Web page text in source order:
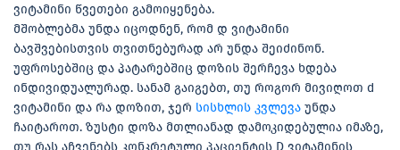
ვიტამინი წვეთები გამოიყენება.
მშობლებმა უნდა იცოდნენ, რომ დ ვიტამინი
ბავშვებისთვის თვითნებურად არ უნდა შეიძინონ.
უფროსებშიც და პატარებშიც დოზის შერჩევა ხდება
ინდივიდუალურად. სანამ გაიგებთ, თუ როგორ მივიღოთ d
ვიტამინი და რა დოზით, ჯერ სისხლის კვლევა უნდა
ჩაიტაროთ. ზუსტი დოზა მთლიანად დამოკიდებულია იმაზე,
თუ რას აჩვენებს კონკრეტული პაციენტის D ვიტამინის